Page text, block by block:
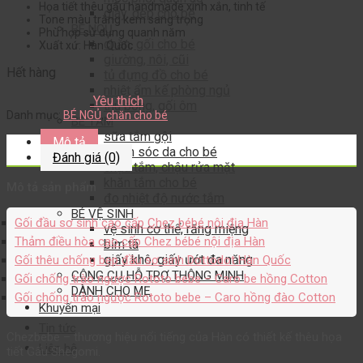
giày, dép cho bé
BÉ NGỦ
chăn, gối cho bé
thú bông, gối ôm
BÉ TẮM
sữa tắm gội
chăm sóc da cho bé
chậu tắm, chậu rửa mặt
BÉ VỆ SINH
vệ sinh cơ thể, răng miệng
bỉm tã
giấy khô, giấy ướt đa năng
CÔNG CỤ HỖ TRỢ THÔNG MINH
DÀNH CHO MẸ
Khuyến mại
Liên hệ
Họa tiết thêu gấu handmade xinh xắn, tinh tế
Tone màu trắng kem sang trọng
Phù hợp sử dụng quanh năm
Xuất xứ: Hàn Quốc
Hết hàng
Yêu thích
Danh mục: BÉ NGỦ chăn cho bé
Mô tả
Đánh giá (0)
Mô tả sản phẩm
Gối đầu sơ sinh cao cấp Chez bébé nội địa Hàn
Thảm điều hòa cao cấp Chez bébé nội địa Hàn
Gối thêu chống bẹp đầu sơ sinh Dottodot Hàn Quốc
Gối chống trào ngược Rototo bebe – Caro be hồng Cotton
Gối chống trào ngược Rototo bebe – Caro hồng đào Cotton
tiết Gấu Shegomi.